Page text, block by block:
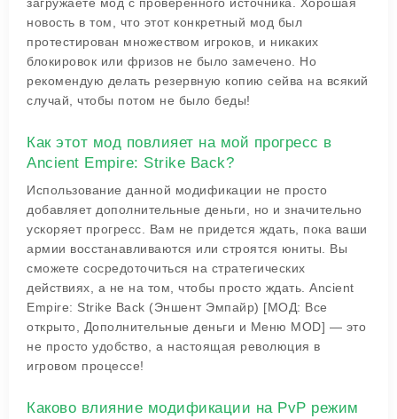
новость в том, что этот конкретный мод был
протестирован множеством игроков, и никаких
блокировок или фризов не было замечено. Но
рекомендую делать резервную копию сейва на всякий
случай, чтобы потом не было беды!
Как этот мод повлияет на мой прогресс в
Ancient Empire: Strike Back?
Использование данной модификации не просто
добавляет дополнительные деньги, но и значительно
ускоряет прогресс. Вам не придется ждать, пока ваши
армии восстанавливаются или строятся юниты. Вы
сможете сосредоточиться на стратегических
действиях, а не на том, чтобы просто ждать. Ancient
Empire: Strike Back (Эншент Эмпайр) [МОД: Все
открыто, Дополнительные деньги и Меню MOD] — это
не просто удобство, а настоящая революция в
игровом процессе!
Каково влияние модификации на PvP режим